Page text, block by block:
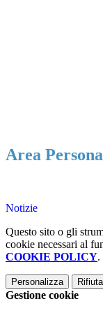
Area
Notizie
Questo sito o gli
cookie necessari al
COOKIE POLICY.
Personalizza
Gestione cookie